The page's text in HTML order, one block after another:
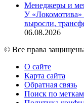
Менеджеры и
У «Локомотива»
выросли,
06.08.2026
© Все права
О сайте
Карта сайта
Обратная связь
Поиск по меткам